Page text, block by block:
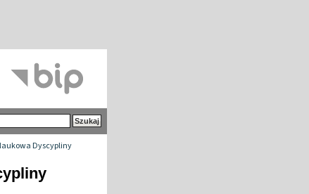
Dyscypliny